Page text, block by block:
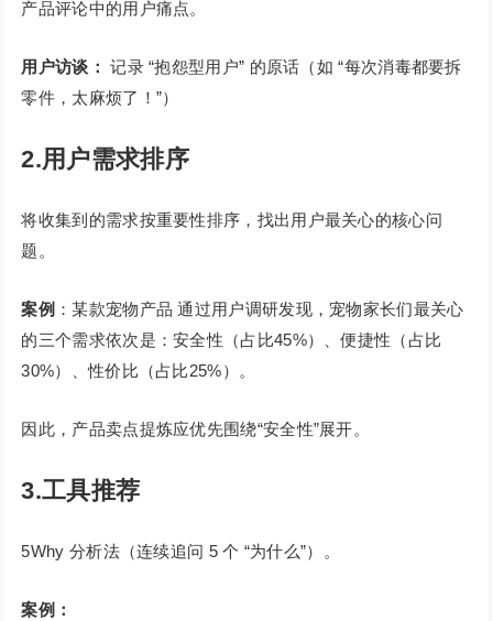
产品评论中的用户痛点。
用户访谈： 记录 “抱怨型用户” 的原话（如 “每次消毒都要拆
零件，太麻烦了！”）
2.用户需求排序
将收集到的需求按重要性排序，找出用户最关心的核心问
题。
案例 ：某款宠物产品 通过用户调研发现，宠物家长们最关心
的三个需求依次是：安全性（占比45%）、便捷性（占比
30%）、性价比（占比25%）。
因此，产品卖点提炼应优先围绕“安全性”展开。
3.工具推荐
5Why 分析法（连续追问 5 个 “为什么”）。
案例：